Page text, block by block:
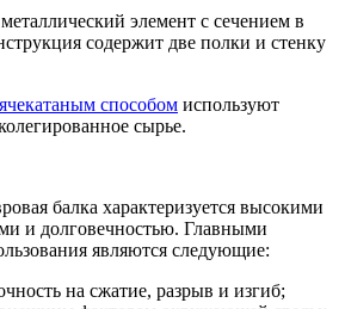
элемент с сечением в
содержит две полки и стенку
способом используют
сырье.
балка характеризуется высокими
и долговечностью. Главными
являются следующие:
на сжатие, разрыв и изгиб;